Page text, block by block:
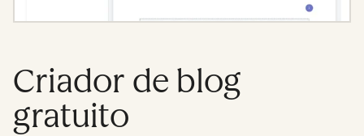
Criador de blog
gratuito